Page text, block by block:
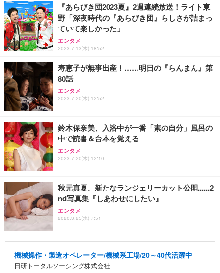
『あらびき団2023夏』2週連続放送！ライト東
野「深夜時代の『あらびき団』らしさが詰まっ
ていて楽しかった」
エンタメ
2023.7.13(木) 18:52
寿恵子が無事出産！……明日の『らんまん』第
80話
エンタメ
2023.7.20(木) 12:52
鈴木保奈美、入浴中が一番「素の自分」風呂の
中で読書＆台本を覚える
エンタメ
2023.7.20(木) 12:10
秋元真夏、新たなランジェリーカット公開......2
nd写真集『しあわせにしたい』
エンタメ
2020.3.25(水) 7:51
機械操作・製造オペレーター/機械系工場/20～40代活躍中
日研トータルソーシング株式会社